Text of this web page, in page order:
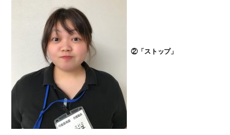
②「ストップ」